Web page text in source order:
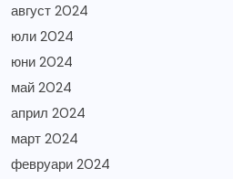
август 2024
юли 2024
юни 2024
май 2024
април 2024
март 2024
февруари 2024